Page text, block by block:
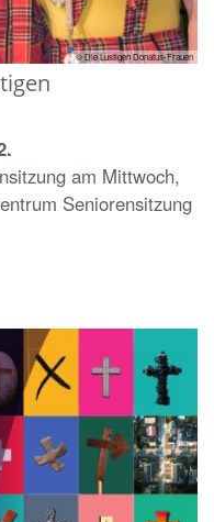
© Die Lustigen Donatus-Frauen
am Mittwoch,
Seniorensitzung